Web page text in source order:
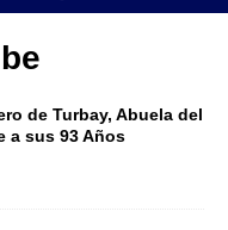
de Turbay, Abuela del
a sus 93 Años